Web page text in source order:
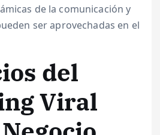
de la comunicación y
ser aprovechadas en el
del
Viral